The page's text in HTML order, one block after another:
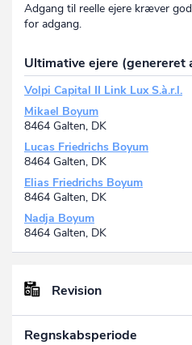
Adgang til reelle ejere kræver
for adgang.
Ultimative ejere (genereret
Volpi Capital II Link Lux S.à.r.l.
Mikael Boyum
8464 Galten, DK
Lucas Friedrichs Boyum
8464 Galten, DK
Elias Friedrichs Boyum
8464 Galten, DK
Nadja Boyum
8464 Galten, DK
Revision
Regnskabsperiode